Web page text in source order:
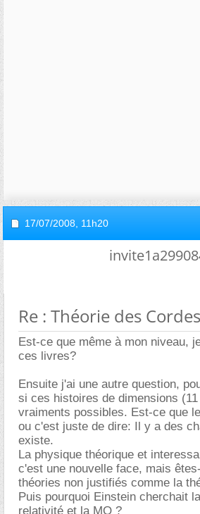
17/07/2008, 11h20
Re : Théorie des Cordes
Est-ce que même à mon niveau,
ces livres?
Ensuite j'ai une autre question,
si ces histoires de dimensions
vraiments possibles. Est-ce que
ou c'est juste de dire: Il y a des
existe.
La physique théorique et
c'est une nouvelle face, mais
théories non justifiés comme la
Puis pourquoi Einstein cherchait
relativité et la MQ ?